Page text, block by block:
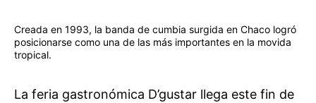
Creada en 1993, la banda de cumbia surgida en Chaco logró
posicionarse como una de las más importantes en la movida
tropical.
La feria gastronómica D’gustar llega este fin de